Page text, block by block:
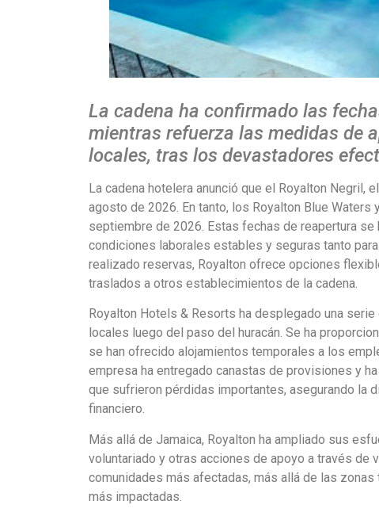
La cadena ha confirmado las
mientras refuerza las medidas de
locales, tras los devastadores
La cadena hotelera anunció que el Royalton Negril,
agosto de 2026. En tanto, los Royalton Blue
septiembre de 2026. Estas fechas de reapertura
condiciones laborales estables y seguras tanto
realizado reservas, Royalton ofrece opciones
traslados a otros establecimientos de la cadena.
Royalton Hotels & Resorts ha desplegado una
locales luego del paso del huracán. Se ha
se han ofrecido alojamientos temporales a los
empresa ha entregado canastas de provisiones y
que sufrieron pérdidas importantes, asegurando la
financiero.
Más allá de Jamaica, Royalton ha ampliado sus
voluntariado y otras acciones de apoyo a través de
comunidades más afectadas, más allá de las
más impactadas.